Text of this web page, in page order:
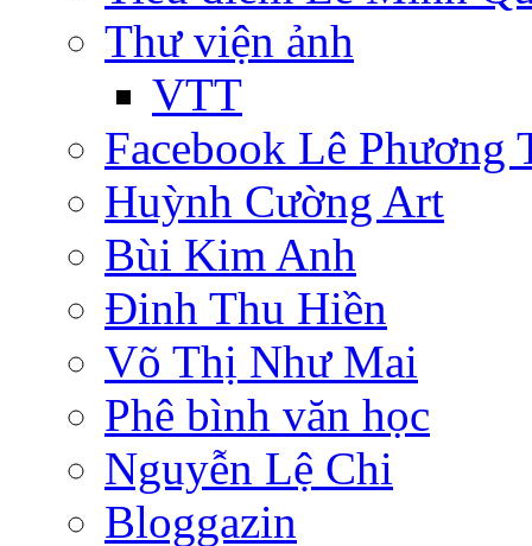
Thư viện ảnh
VTT
Facebook Lê Phương
Huỳnh Cường Art
Bùi Kim Anh
Đinh Thu Hiền
Võ Thị Như Mai
Phê bình văn học
Nguyễn Lệ Chi
Bloggazin